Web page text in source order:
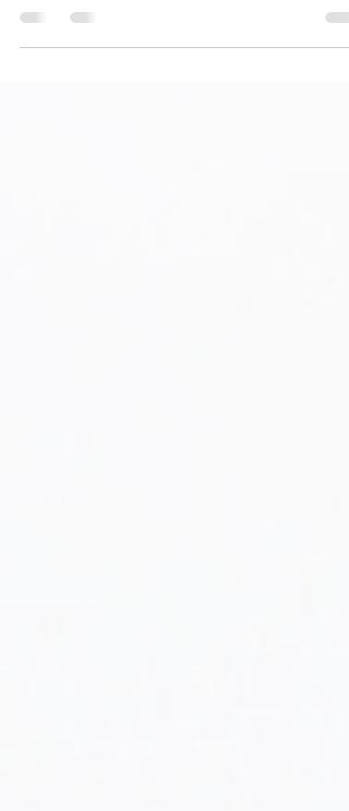
格帶來了眾多實用性和時尚感的優勢。 首先能夠令